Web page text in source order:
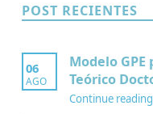
POST RECIENTES
06
AGO
Modelo
Teórico
Continue reading